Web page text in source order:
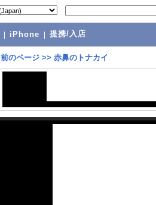
iPhone 提携/入店
前のページ >> 赤鼻のトナカイ